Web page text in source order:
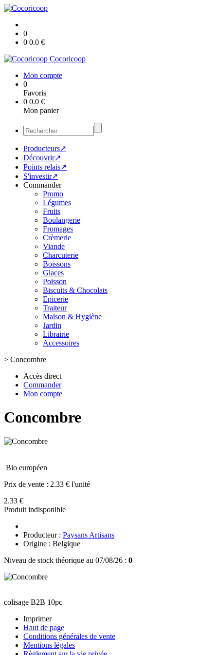
0
0 0.0 €
Cocoricoop
Mon compte
0
Favoris
0 0.0 €
Mon panier
Producteurs↗
Découvrir↗
Points relais↗
S'investir↗
Commander
Promo
Légumes
Fruits
Boulangerie
Fromages
Crèmerie
Viande
Charcuterie
Boissons
Glaces
Poisson
Biscuits & Chocolats
Epicerie
Traiteur
Maison & Hygiène
Jardin
Librairie
Accessoires
> Concombre
Accès direct
Commander
Mon compte
Concombre
Bio européen
Prix de vente : 2.33 € l'unité
2.33 €
Produit indisponible
Producteur : Paysans Artisans
Origine : Belgique
Niveau de stock théorique au 07/08/26 : 0
colisage B2B 10pc
Imprimer
Haut de page
Conditions générales de vente
Mentions légales